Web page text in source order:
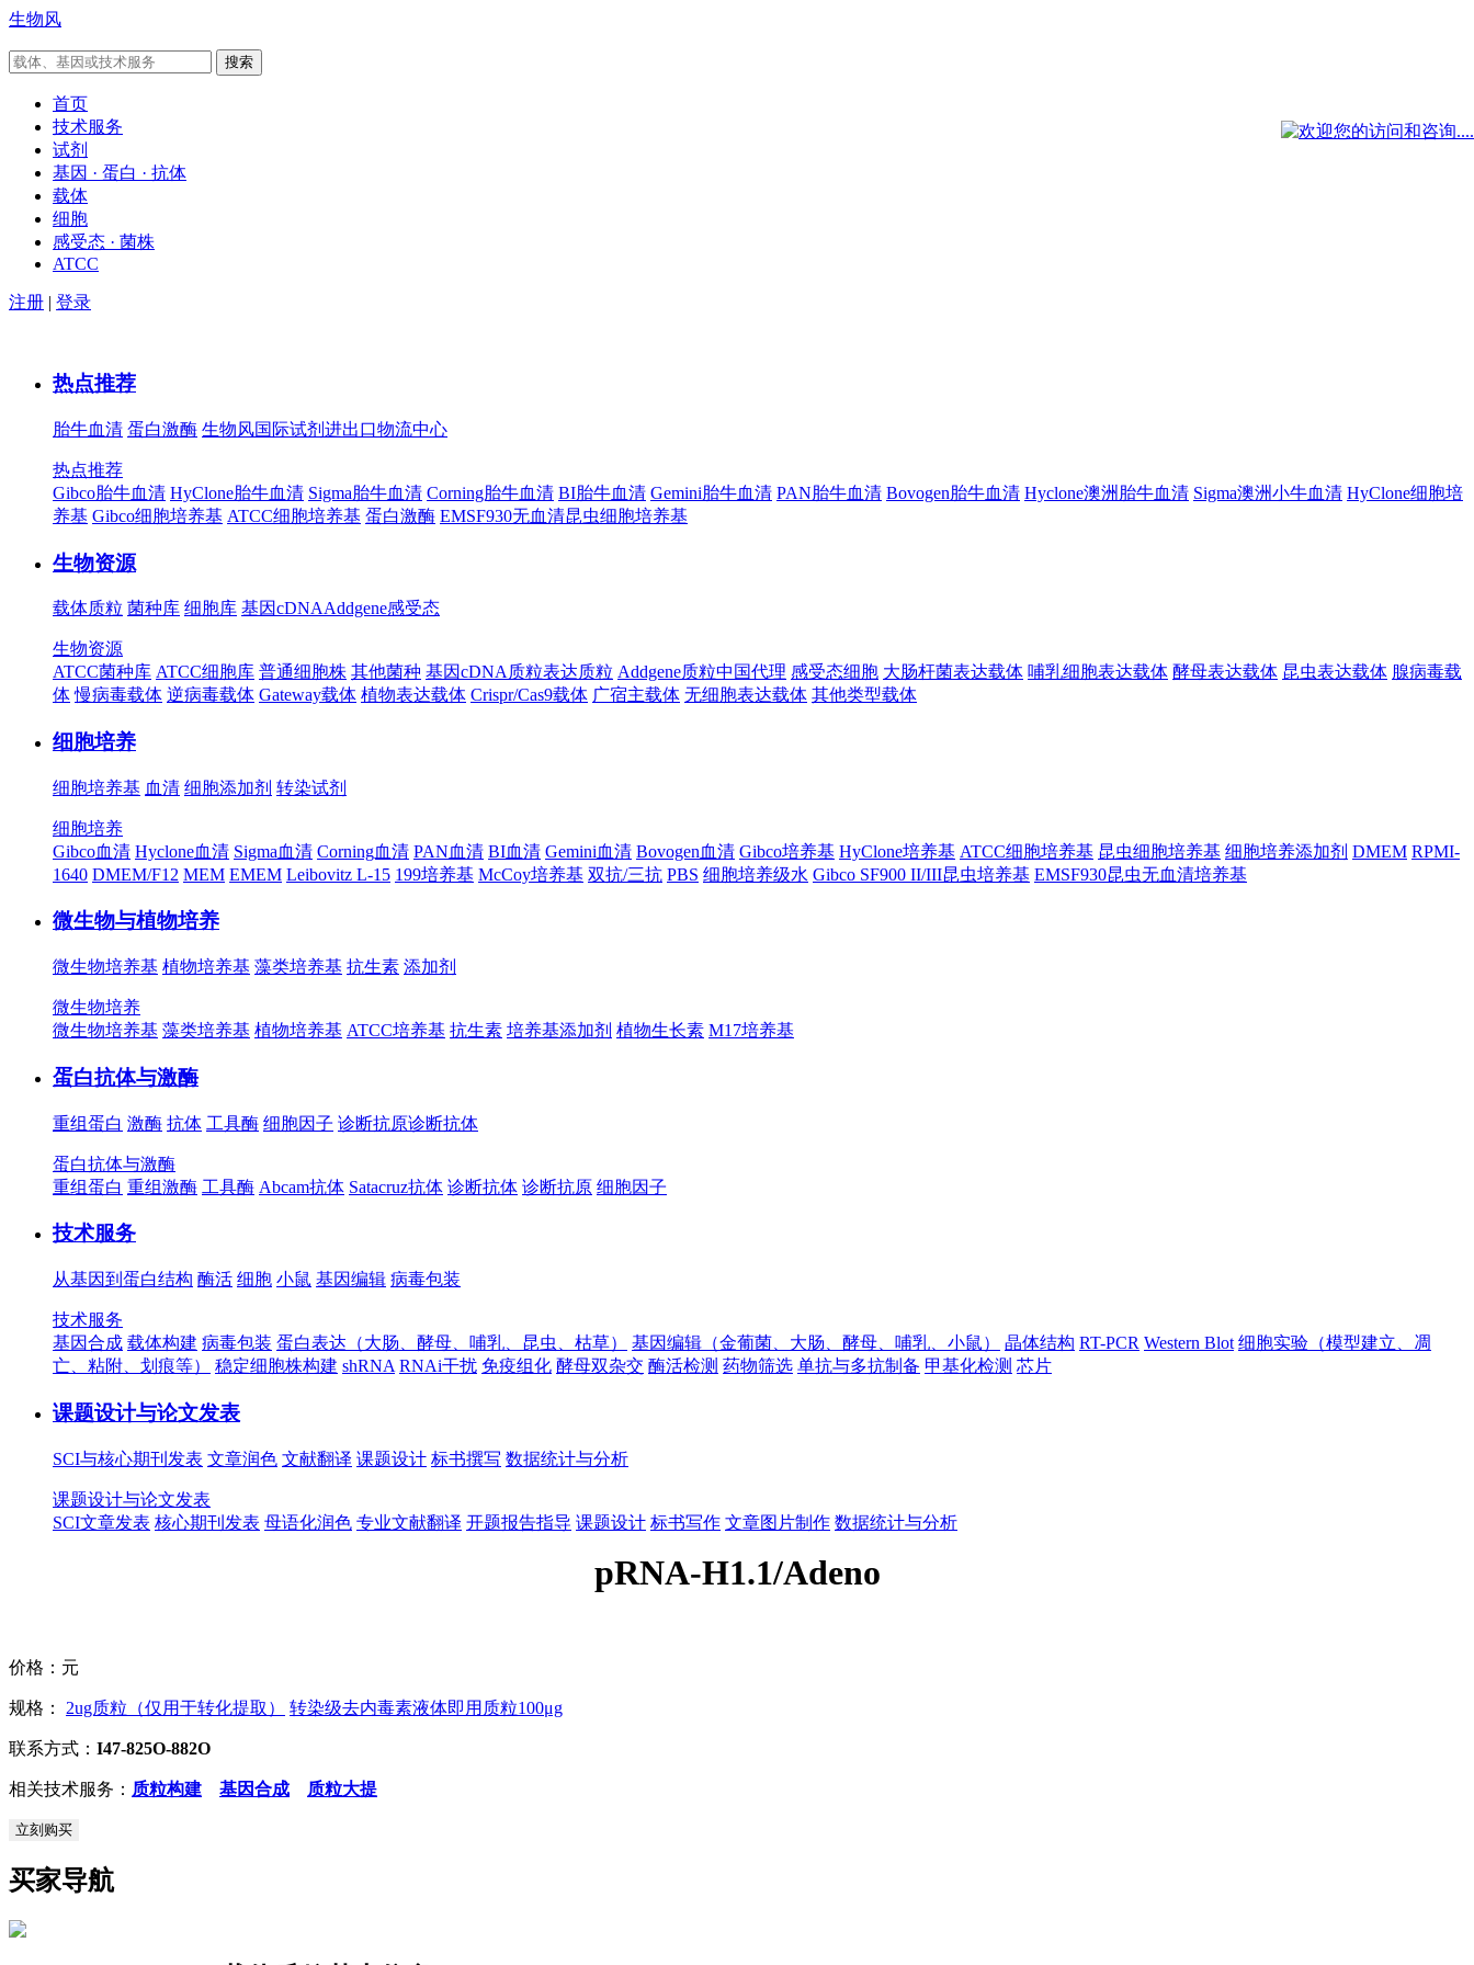
生物风
首页
技术服务
试剂
基因 · 蛋白 · 抗体
载体
细胞
感受态 · 菌株
ATCC
注册 | 登录
热点推荐
胎牛血清 蛋白激酶 生物风国际试剂进出口物流中心
热点推荐
Gibco胎牛血清 HyClone胎牛血清 Sigma胎牛血清 Corning胎牛血清 BI胎牛血清 Gemini胎牛血清 PAN胎牛血清 Bovogen胎牛血清 Hyclone澳洲胎牛血清 Sigma澳洲小牛血清 HyClone细胞培
养基 Gibco细胞培养基 ATCC细胞培养基 蛋白激酶 EMSF930无血清昆虫细胞培养基
生物资源
载体质粒 菌种库 细胞库 基因cDNAAddgene感受态
生物资源
ATCC菌种库 ATCC细胞库 普通细胞株 其他菌种 基因cDNA质粒表达质粒 Addgene质粒中国代理 感受态细胞 大肠杆菌表达载体 哺乳细胞表达载体 酵母表达载体 昆虫表达载体 腺病毒载
体 慢病毒载体 逆病毒载体 Gateway载体 植物表达载体 Crispr/Cas9载体 广宿主载体 无细胞表达载体 其他类型载体
细胞培养
细胞培养基 血清 细胞添加剂 转染试剂
细胞培养
Gibco血清 Hyclone血清 Sigma血清 Corning血清 PAN血清 BI血清 Gemini血清 Bovogen血清 Gibco培养基 HyClone培养基 ATCC细胞培养基 昆虫细胞培养基 细胞培养添加剂 DMEM RPMI-
1640 DMEM/F12 MEM EMEM Leibovitz L-15 199培养基 McCoy培养基 双抗/三抗 PBS 细胞培养级水 Gibco SF900 II/III昆虫培养基 EMSF930昆虫无血清培养基
微生物与植物培养
微生物培养基 植物培养基 藻类培养基 抗生素 添加剂
微生物培养
微生物培养基 藻类培养基 植物培养基 ATCC培养基 抗生素 培养基添加剂 植物生长素 M17培养基
蛋白抗体与激酶
重组蛋白 激酶 抗体 工具酶 细胞因子 诊断抗原诊断抗体
蛋白抗体与激酶
重组蛋白 重组激酶 工具酶 Abcam抗体 Satacruz抗体 诊断抗体 诊断抗原 细胞因子
技术服务
从基因到蛋白结构 酶活 细胞 小鼠 基因编辑 病毒包装
技术服务
基因合成 载体构建 病毒包装 蛋白表达（大肠、酵母、哺乳、昆虫、枯草） 基因编辑（金葡菌、大肠、酵母、哺乳、小鼠） 晶体结构 RT-PCR Western Blot 细胞实验（模型建立、凋
亡、粘附、划痕等）
稳定细胞株构建 shRNA RNAi干扰 免疫组化 酵母双杂交 酶活检测 药物筛选 单抗与多抗制备 甲基化检测 芯片
课题设计与论文发表
SCI与核心期刊发表 文章润色 文献翻译 课题设计 标书撰写 数据统计与分析
课题设计与论文发表
SCI文章发表 核心期刊发表 母语化润色 专业文献翻译 开题报告指导 课题设计 标书写作 文章图片制作 数据统计与分析
pRNA-H1.1/Adeno
价格： 元
规格： 2ug质粒（仅用于转化提取） 转染级去内毒素液体即用质粒100μg
联系方式： I47-825O-882O
相关技术服务： 质粒构建 基因合成 质粒大提
立刻购买
买家导航